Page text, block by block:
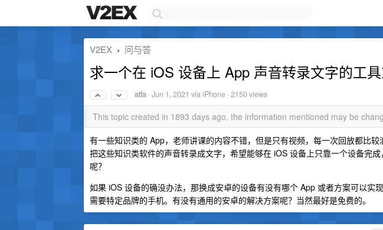
V2EX › 问与答
求一个在 iOS 设备上 App 声音转录文字的工
atfa ·Jun 1, 2021 via iPhone · 2150 views
This topic created in 1893 days ago, the information mentioned may be
有一些知识类的 App，老师讲课的内容不错，但是只有视频，每一次回放都比
把这些知识类软件的声音转录成文字，希望能够在 iOS 设备上只靠一个设备完
呢？
如果 iOS 设备的确没办法，那换成安卓的设备有没有哪个 App 或者方案可以实
需要特定品牌的手机。有没有通用的安卓的解决方案呢？当然最好是免费的。